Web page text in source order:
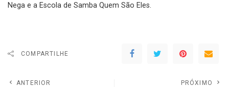
Nega e a Escola de Samba Quem São Eles.
COMPARTILHE
ANTERIOR PRÓXIMO